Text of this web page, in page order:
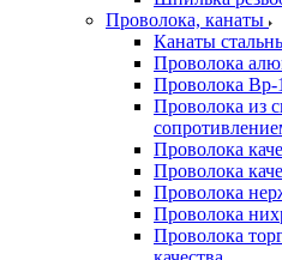
Проволока, канаты
Канаты
Проволока
Проволока Вр-1
Проволока из
Проволока
Проволока
Проволока
Проволока
Проволока